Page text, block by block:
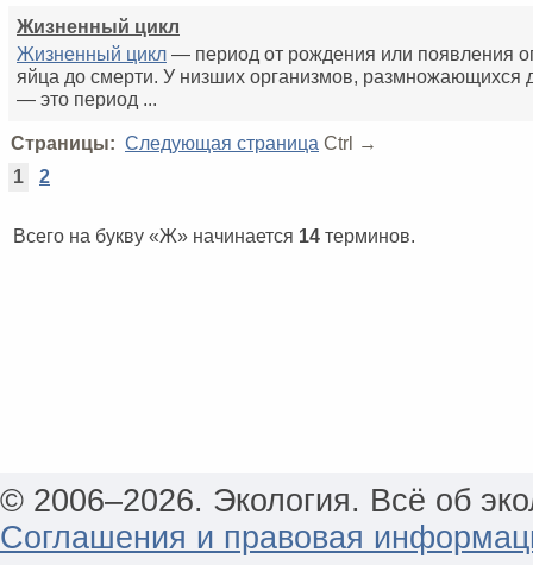
Жизненный цикл
Жизненный цикл — период от рождения или появления
яйца до смерти. У низших организмов, размножающихся
— это период ...
Страницы: Следующая страница Ctrl →
1
2
Всего на букву «Ж» начинается 14 терминов.
© 2006–2026. Экология. Всё об
Соглашения и правовая